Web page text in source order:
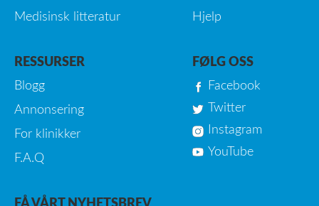
Medisinsk litteratur
Hjelp
RESSURSER
Blogg
Annonsering
For klinikker
F.A.Q
FØLG OSS
Facebook
Twitter
Instagram
YouTube